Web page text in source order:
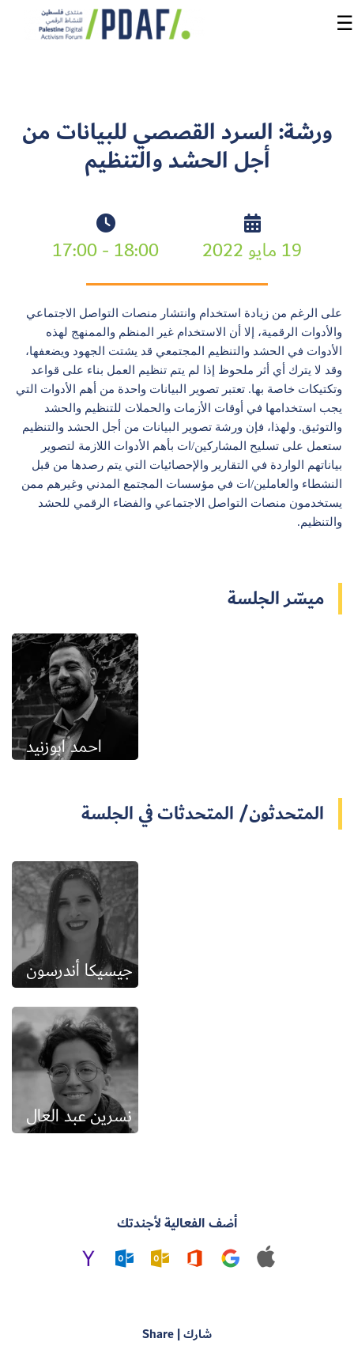
فعاليات
سنوات
سابقة
سجل الآن
EN
☰
ورشة: السرد القصصي للبيانات من
أجل الحشد والتنظيم
19 مايو 2022 18:00 - 17:00
على الرغم من زيادة استخدام وانتشار منصات التواصل الاجتماعي
والأدوات الرقمية، إلا أن الاستخدام غير المنظم والممنهج لهذه
الأدوات في الحشد والتنظيم المجتمعي قد يشتت الجهود ويضعفها،
وقد لا يترك أي أثر ملحوظ إذا لم يتم تنظيم العمل بناء على قواعد
وتكتيكات خاصة بها. تعتبر تصوير البيانات واحدة من أهم الأدوات التي
يجب استخدامها في أوقات الأزمات والحملات للتنظيم والحشد
والتوثيق. ولهذا، فإن ورشة تصوير البيانات من أجل الحشد والتنظيم
ستعمل على تسليح المشاركين/ات بأهم الأدوات اللازمة لتصوير
بياناتهم الواردة في التقارير والإحصائيات التي يتم رصدها من قبل
النشطاء والعاملين/ات في مؤسسات المجتمع المدني وغيرهم ممن
يستخدمون منصات التواصل الاجتماعي والفضاء الرقمي للحشد
والتنظيم.
ميسّر الجلسة
احمد ابوزنيد
المتحدثون/ المتحدثات في الجلسة
جيسيكا أندرسون
نسرين عبد العال
أضف الفعالية لأجندتك
شارك | Share